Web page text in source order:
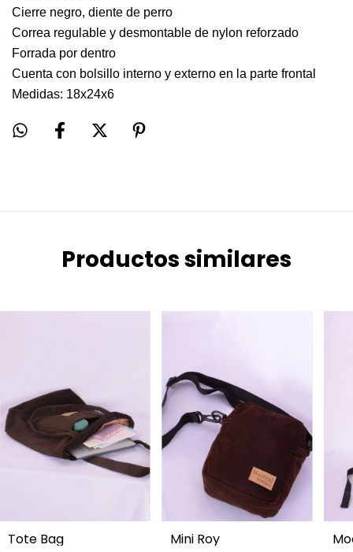
Cierre negro, diente de perro
Correa regulable y desmontable de nylon reforzado
Forrada por dentro
Cuenta con bolsillo interno y externo en la parte frontal
Medidas: 18x24x6
Productos similares
Tote Bag Mini Roy